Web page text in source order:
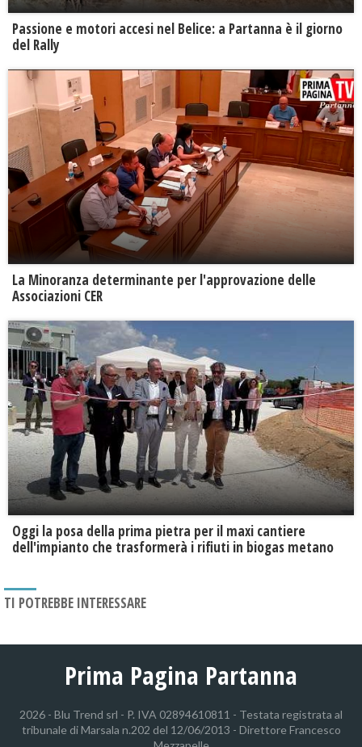
Passione e motori accesi nel Belice: a Partanna è il giorno
del Rally
La Minoranza determinante per l'approvazione delle
Associazioni CER
Oggi la posa della prima pietra per il maxi cantiere
dell'impianto che trasformerà i rifiuti in biogas metano
TI POTREBBE INTERESSARE
Prima Pagina Partanna
2026 - Blu Trend srl - P. IVA 02894610811 - Testata registrata al
tribunale di Marsala n.202 del 12/06/2013 - Direttore Francesco